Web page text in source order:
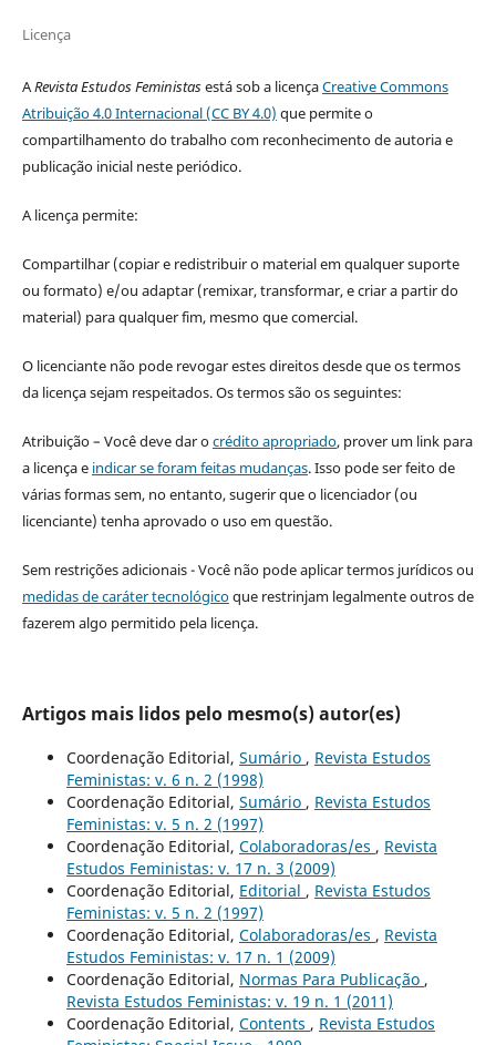
Licença
ARevista Estudos Feministasestá sob a licençaCreative Commons
Atribuição 4.0 Internacional (CC BY 4.0) que permite o
compartilhamento do trabalho com reconhecimento de autoria e
publicação inicial neste periódico.
A licença permite:
Compartilhar (copiar e redistribuir o material em qualquer suporte
ou formato) e/ou adaptar (remixar, transformar, e criar a partir do
material) para qualquer fim, mesmo que comercial.
O licenciante não pode revogar estes direitos desde que os termos
da licença sejam respeitados. Os termos são os seguintes:
Atribuição – Você deve dar ocrédito apropriado, prover um link para
a licença e indicar se foram feitas mudanças. Isso pode ser feito de
várias formas sem, no entanto, sugerir que o licenciador (ou
licenciante) tenha aprovado o uso em questão.
Sem restrições adicionais - Você não pode aplicar termos jurídicos ou
medidas de caráter tecnológicoque restrinjam legalmente outros de
fazerem algo permitido pela licença.
Artigos mais lidos pelo mesmo(s) autor(es)
Coordenação Editorial, Sumário , Revista Estudos
Feministas: v. 6 n. 2 (1998)
Coordenação Editorial, Sumário , Revista Estudos
Feministas: v. 5 n. 2 (1997)
Coordenação Editorial, Colaboradoras/es , Revista
Estudos Feministas: v. 17 n. 3 (2009)
Coordenação Editorial, Editorial , Revista Estudos
Feministas: v. 5 n. 2 (1997)
Coordenação Editorial, Colaboradoras/es , Revista
Estudos Feministas: v. 17 n. 1 (2009)
Coordenação Editorial, Normas Para Publicação ,
Revista Estudos Feministas: v. 19 n. 1 (2011)
Coordenação Editorial, Contents , Revista Estudos